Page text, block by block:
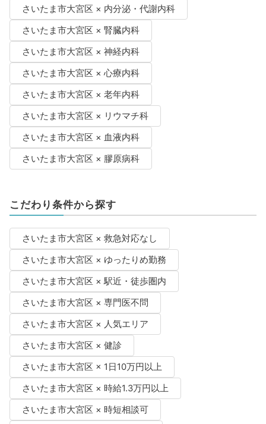
さいたま市大宮区 × 内分泌・代謝内科
さいたま市大宮区 × 腎臓内科
さいたま市大宮区 × 神経内科
さいたま市大宮区 × 心療内科
さいたま市大宮区 × 老年内科
さいたま市大宮区 × リウマチ科
さいたま市大宮区 × 血液内科
さいたま市大宮区 × 膠原病科
こだわり条件から探す
さいたま市大宮区 × 救急対応なし
さいたま市大宮区 × ゆったりめ勤務
さいたま市大宮区 × 駅近・徒歩圏内
さいたま市大宮区 × 専門医不問
さいたま市大宮区 × 人気エリア
さいたま市大宮区 × 健診
さいたま市大宮区 × 1日10万円以上
さいたま市大宮区 × 時給1.3万円以上
さいたま市大宮区 × 時短相談可